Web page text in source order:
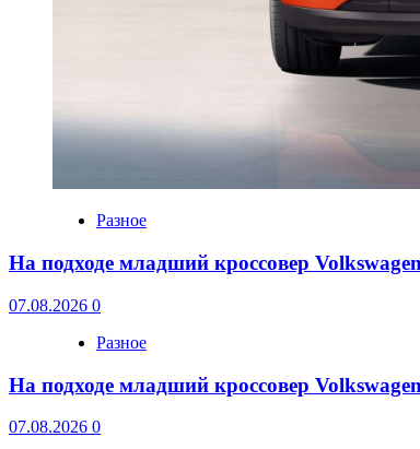
Разное
На подходе младший кроссовер
07.08.2026 0
Разное
На подходе младший кроссовер
07.08.2026 0